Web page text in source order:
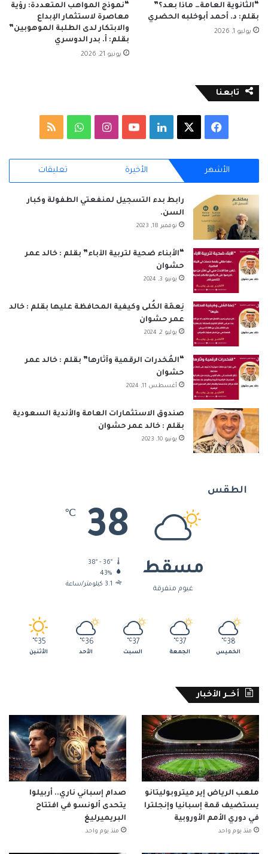
“الثانوية العامة… ماذا بعد؟”
بقلم: د. أحمد أبوخلبه الحضري
يوليو 1, 2026
“نموذج المواهب المتعددة: رؤية
معاصرة لاستثمار الإبداع
والابتكار لدى الطلبة الموهوبين”
بقلم: أ. بدر الدوسري
يونيو 21, 2026
تابعنا
فيسبوك لينكدإن‫YouTubeانستقرامواتسابملخص
RSS الأشهر الأخيرة تعليقات
رابط بدء التسجيل لمنفعتي الطفولة وكبار
السن.
نوفمبر 18, 2023
“الأبناء ضحية لتربية الآباء” بقلم : خالد عمر
حشوان
يونيو 3, 2024
نِعمَة الكُلى وكيفية المحافظة عليها بقلم : خالد
عمر حشوان
يوليو 2, 2024
“المُخدرات الرقمية وآثارها” بقلم : خالد عمر
حشوان
أغسطس 11, 2024
صندوق الاستثمارات العامة والأندية السعودية
بقلم : خالد عمر حشوان
يونيو 10, 2023
الطقس
مسقط
غيوم متفرقة
38
℃
38º - 36º
43%
3.1 كيلومتر/ساعة
38
℃
الخميس
37
℃
الجمعة
37
℃
السبت
36
℃
الأحد
35
℃
الأثنين
أخــر الأخبار
ملعب الرياض إير ميتروبوليتانو
يستضيف قمة إسبانيا وإنجلترا
في دوري الأمم الأوروبية
منذ يوم واحد
صدام إسباني ناري.. أربيلوا
يتحدى ألونسو في افتتاح
البريميرليغ
منذ يوم واحد